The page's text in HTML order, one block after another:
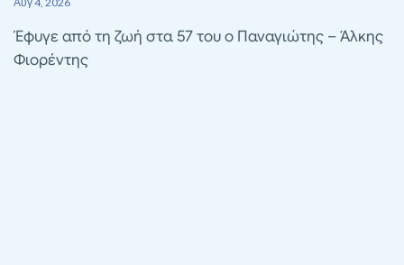
Έφυγε από τη ζωή στα 57 του ο Παναγιώτης – Άλκης
Φιορέντης